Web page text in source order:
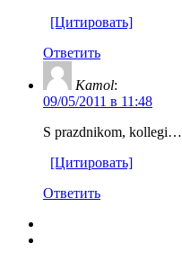
[Цитировать]
Ответить
Kamol:
09/05/2011 в 11:48
S prazdnikom, kollegi…
[Цитировать]
Ответить